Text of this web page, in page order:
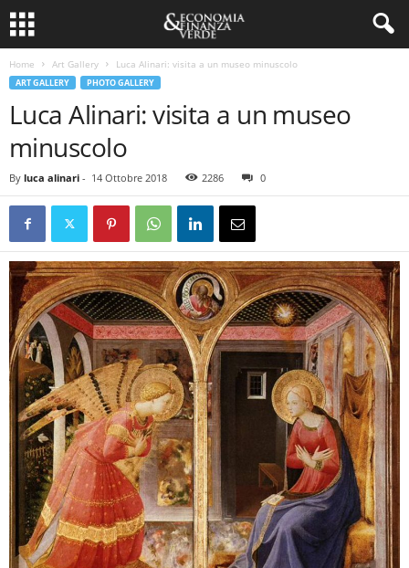
Home Art Gallery Luca Alinari: visita a un museo minuscolo
ART GALLERY PHOTO GALLERY
Luca Alinari: visita a un museo
minuscolo
By luca alinari - 14 Ottobre 2018 2286 0